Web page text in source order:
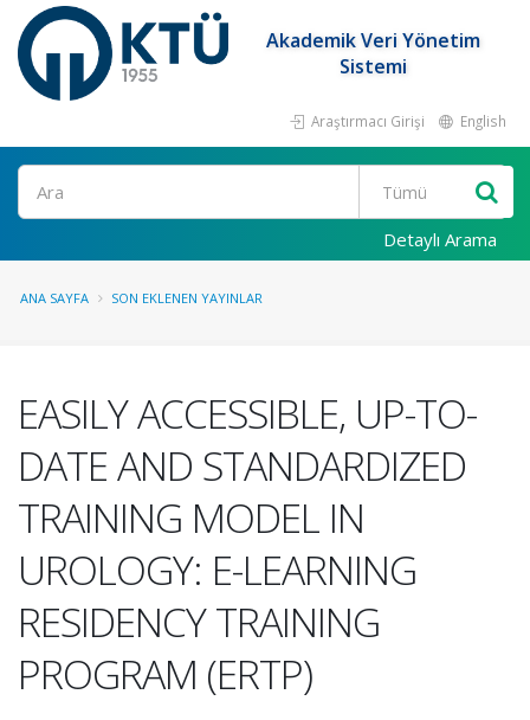
Akademik Veri Yönetim
Sistemi
Araştırmacı Girişi English
Ara
Detaylı Arama
ANA SAYFA SON EKLENEN YAYINLAR
EASILY ACCESSIBLE, UP-TO-
DATE AND STANDARDIZED
TRAINING MODEL IN
UROLOGY: E-LEARNING
RESIDENCY TRAINING
PROGRAM (ERTP)